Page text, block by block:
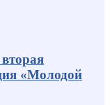
«Молодой